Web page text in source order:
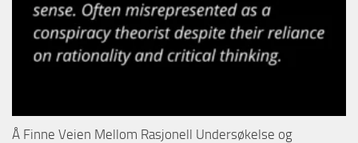
Å Finne Veien Mellom Rasjonell Undersøkelse og